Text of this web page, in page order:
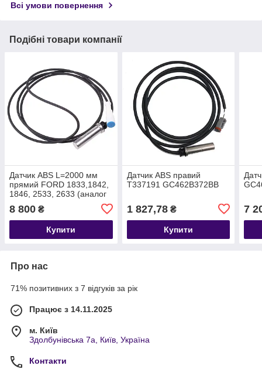
Всі умови повернення
Подібні товари компанії
Датчик ABS L=2000 мм
прямий FORD 1833,1842,
1846, 2533, 2633 (аналог
DC462B372AC
8 800 ₴
Купити
Датчик ABS правий
T337191 GC462B372BB
1 827,78₴
Купити
7
Про нас
71% позитивних з 7 відгуків за рік
Працює з 14.11.2025
м. Київ
Здолбунівська 7а, Київ, Україна
Контакти